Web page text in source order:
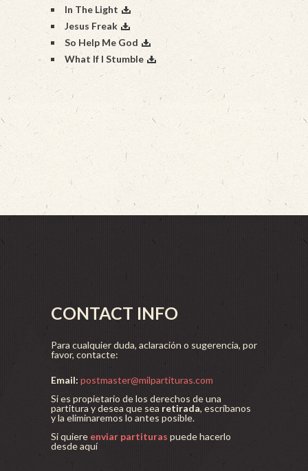
In The Light
Jesus Freak
So Help Me God
What If I Stumble
CONTACT INFO
Para cualquier duda, aclaración o sugerencia, por
favor, contacte:
Email: postmaster@milpartituras.com
Si es propietario de los derechos de una
partitura y desea que sea retirada, escríbanos
y la eliminaremos lo antes posible.
Si quiere enviar partituras puede hacerlo
desde aquí